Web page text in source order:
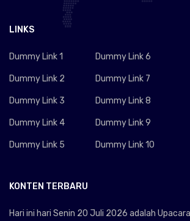
LINKS
Dummy Link 1
Dummy Link 2
Dummy Link 3
Dummy Link 4
Dummy Link 5
Dummy Link 6
Dummy Link 7
Dummy Link 8
Dummy Link 9
Dummy Link 10
KONTEN TERBARU
Hari ini hari Senin 20 Juli 2026 adalah